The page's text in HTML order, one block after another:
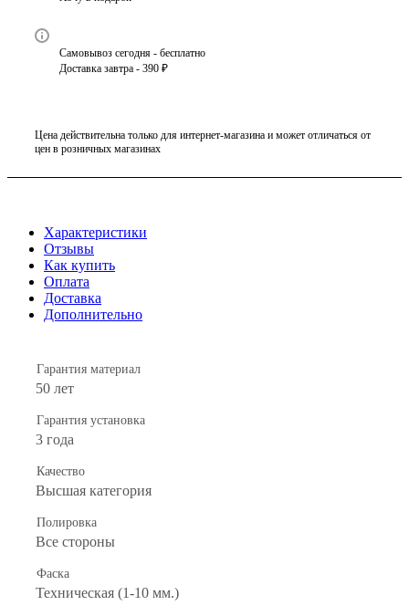
Самовывоз сегодня - бесплатно
Доставка завтра - 390 ₽
Цена действительна только для интернет-магазина и может отличаться от
цен в розничных магазинах
Характеристики
Отзывы
Как купить
Оплата
Доставка
Дополнительно
Гарантия материал
50 лет
Гарантия установка
3 года
Качество
Высшая категория
Полировка
Все стороны
Фаска
Техническая (1-10 мм.)